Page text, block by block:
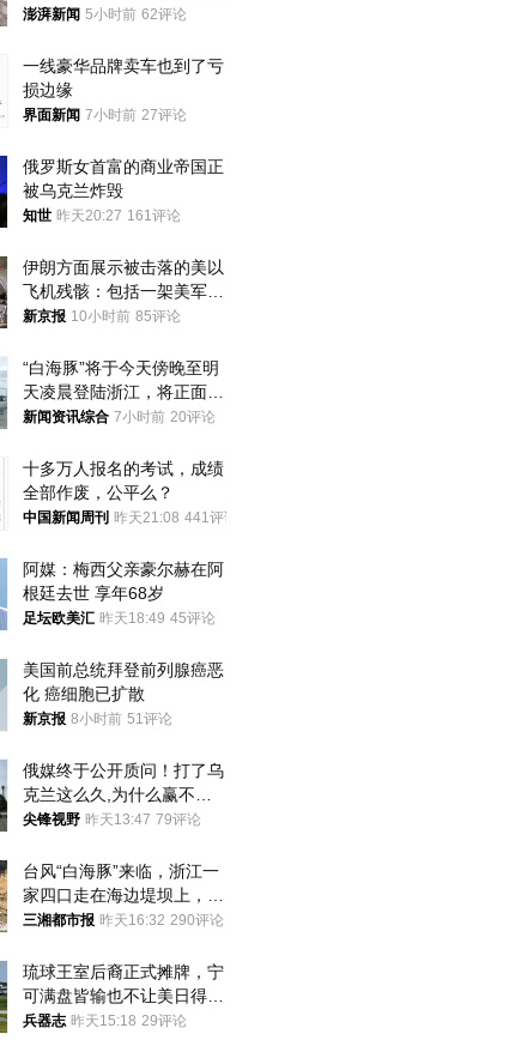
家四口翻入时保安曾喊话劝
澎湃新闻 5小时前 62评论
一线豪华品牌卖车也到了亏
损边缘
界面新闻 7小时前 27评论
俄罗斯女首富的商业帝国正
被乌克兰炸毁
知世 昨天20:27 161评论
伊朗方面展示被击落的美以
飞机残骸：包括一架美军F-
15战斗机残骸以及多架无人
新京报 10小时前 85评论
“白海豚”将于今天傍晚至明
天凌晨登陆浙江，将正面袭
击、贯穿浙江
新闻资讯综合 7小时前 20评论
十多万人报名的考试，成绩
全部作废，公平么？
中国新闻周刊 昨天21:08 441评论
阿媒：梅西父亲豪尔赫在阿
根廷去世 享年68岁
足坛欧美汇 昨天18:49 45评论
美国前总统拜登前列腺癌恶
化 癌细胞已扩散
新京报 8小时前 51评论
俄媒终于公开质问！打了乌
克兰这么久,为什么赢不了?
答案令人沉默
尖锋视野 昨天13:47 79评论
台风“白海豚”来临，浙江一
家四口走在海边堤坝上，其
中9岁男孩被巨浪卷入海
三湘都市报 昨天16:32 290评论
琉球王室后裔正式摊牌，宁
可满盘皆输也不让美日得
逞，中国成关键
兵器志 昨天15:18 29评论